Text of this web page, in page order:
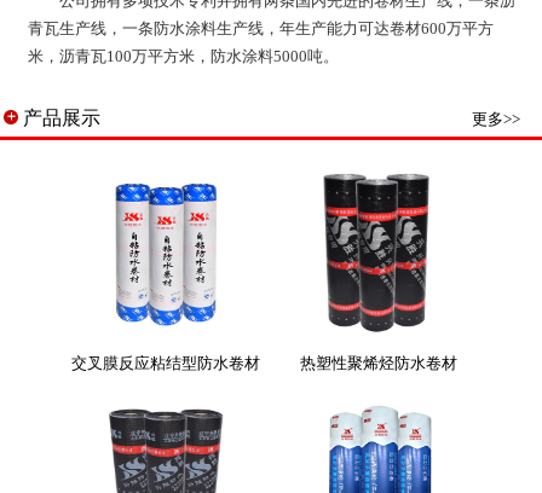
青瓦生产线，一条防水涂料生产线，年生产能力可达卷材600万平方
米，沥青瓦100万平方米，防水涂料5000吨。
产品展示 更多>>
交叉膜反应粘结型防水卷材 热塑性聚烯烃防水卷材